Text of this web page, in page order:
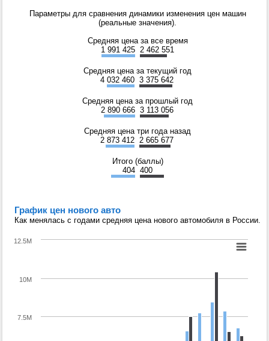
Параметры для сравнения динамики изменения цен машин
(реальные значения).
Средняя цена за все время
1 991 425 2 462 551
Средняя цена за текущий год
4 032 460 3 375 642
Средняя цена за прошлый год
2 890 666 3 113 056
Средняя цена три года назад
2 873 412 2 665 677
Итого (баллы)
404 400
График цен нового авто
Как менялась с годами средняя цена нового автомобиля в России.
10M
7.5M
12.5M